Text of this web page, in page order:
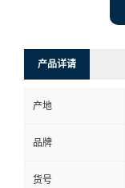
产品详请
产地
品牌
货号